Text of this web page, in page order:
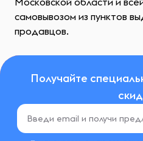
самовывозом из пунктов
продавцов.
Получайте